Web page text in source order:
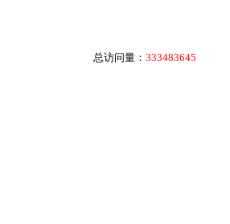
总访问量： 333483645